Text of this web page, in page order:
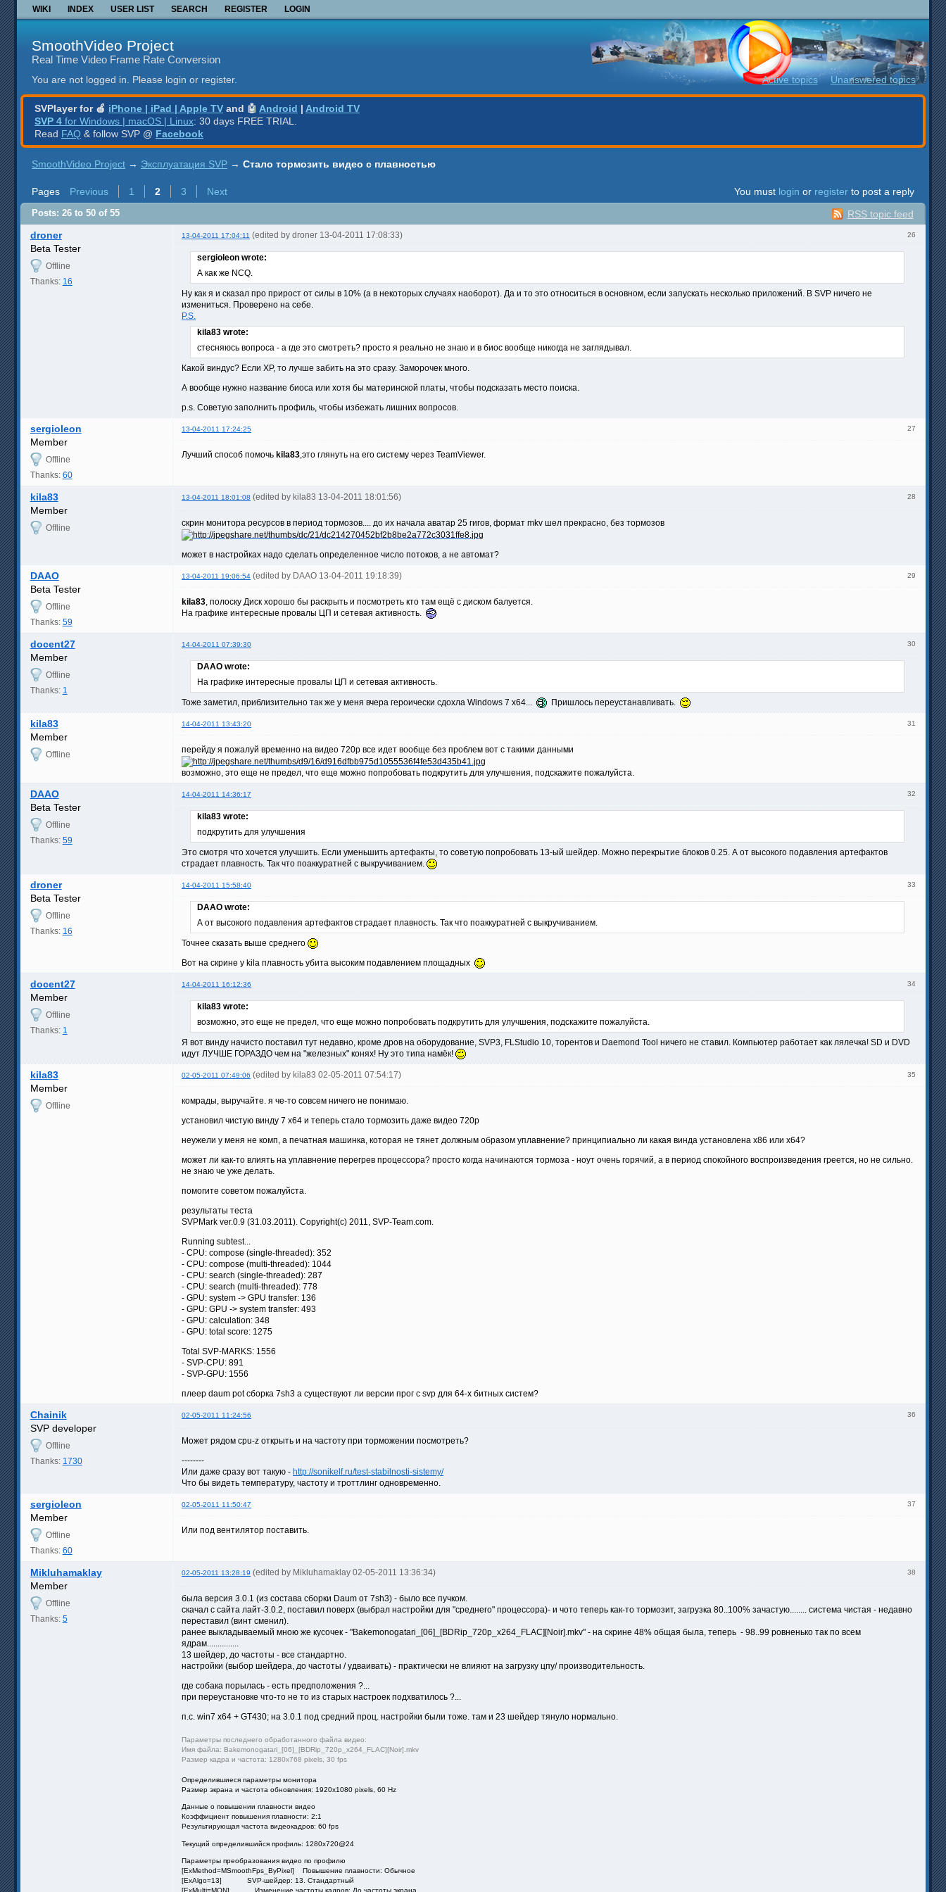
WIKI INDEX USER LIST SEARCH REGISTER LOGIN
SmoothVideo Project
Real Time Video Frame Rate Conversion
You are not logged in. Please login or register. Active topics Unanswered topics
SVPlayer for 🍎 iPhone | iPad | Apple TV and 🤖 Android | Android TV
SVP 4 for Windows | macOS | Linux: 30 days FREE TRIAL.
Read FAQ & follow SVP @ Facebook
SmoothVideo Project → Эксплуатация SVP → Стало тормозить видео с плавностью
Pages Previous 1 2 3 Next You must login or register to post a reply
RSS topic feed
Posts: 26 to 50 of 55
26
droner 13-04-2011 17:04:11 (edited by droner 13-04-2011 17:08:33)
Beta Tester
Offline
Thanks: 16
sergioleon wrote:
А как же NCQ.
Ну как я и сказал про прирост от силы в 10% (а в некоторых случаях наоборот). Да и то это относиться в основном, если запускать несколько приложений. В SVP ничего не
измениться. Проверено на себе.
P.S.
kila83 wrote:
стесняюсь вопроса - а где это смотреть? просто я реально не знаю и в биос вообще никогда не заглядывал.
Какой виндус? Если ХР, то лучше забить на это сразу. Заморочек много.
А вообще нужно название биоса или хотя бы материнской платы, чтобы подсказать место поиска.
p.s. Советую заполнить профиль, чтобы избежать лишних вопросов.
27
sergioleon 13-04-2011 17:24:25
Member
Offline
Thanks: 60
Лучший способ помочь kila83,это глянуть на его систему через TeamViewer.
28
kila83 13-04-2011 18:01:08 (edited by kila83 13-04-2011 18:01:56)
Member
Offline скрин монитора ресурсов в период тормозов.... до их начала аватар 25 гигов, формат mkv шел прекрасно, без тормозов
может в настройках надо сделать определенное число потоков, а не автомат?
29
DAAO 13-04-2011 19:06:54 (edited by DAAO 13-04-2011 19:18:39)
Beta Tester
Offline
Thanks: 59
kila83, полоску Диск хорошо бы раскрыть и посмотреть кто там ещё с диском балуется.
На графике интересные провалы ЦП и сетевая активность.
30
docent27 14-04-2011 07:39:30
Member
Offline
Thanks: 1
DAAO wrote:
На графике интересные провалы ЦП и сетевая активность.
Тоже заметил, приблизительно так же у меня вчера героически сдохла Windows 7 x64... Пришлось переустанавливать.
31
kila83 14-04-2011 13:43:20
Member
Offline перейду я пожалуй временно на видео 720р все идет вообще без проблем вот с такими данными
возможно, это еще не предел, что еще можно попробовать подкрутить для улучшения, подскажите пожалуйста.
32
DAAO 14-04-2011 14:36:17
Beta Tester
Offline
Thanks: 59
kila83 wrote:
подкрутить для улучшения
Это смотря что хочется улучшить. Если уменьшить артефакты, то советую попробовать 13-ый шейдер. Можно перекрытие блоков 0.25. А от высокого подавления артефактов
страдает плавность. Так что поаккуратней с выкручиванием.
33
droner 14-04-2011 15:58:40
Beta Tester
Offline
Thanks: 16
DAAO wrote:
А от высокого подавления артефактов страдает плавность. Так что поаккуратней с выкручиванием.
Точнее сказать выше среднего
Вот на скрине у kila плавность убита высоким подавлением площадных
34
docent27 14-04-2011 16:12:36
Member
Offline
Thanks: 1
kila83 wrote:
возможно, это еще не предел, что еще можно попробовать подкрутить для улучшения, подскажите пожалуйста.
Я вот винду начисто поставил тут недавно, кроме дров на оборудование, SVP3, FLStudio 10, торентов и Daemond Tool ничего не ставил. Компьютер работает как лялечка! SD и DVD
идут ЛУЧШЕ ГОРАЗДО чем на "железных" конях! Ну это типа намёк!
35
kila83 02-05-2011 07:49:06 (edited by kila83 02-05-2011 07:54:17)
Member
Offline
комрады, выручайте. я че-то совсем ничего не понимаю.
установил чистую винду 7 х64 и теперь стало тормозить даже видео 720р
неужели у меня не комп, а печатная машинка, которая не тянет должным образом уплавнение? принципиально ли какая винда установлена х86 или х64?
может ли как-то влиять на уплавнение перегрев процессора? просто когда начинаются тормоза - ноут очень горячий, а в период спокойного воспроизведения греется, но не сильно.
не знаю че уже делать.
помогите советом пожалуйста.
результаты теста
SVPMark ver.0.9 (31.03.2011). Copyright(c) 2011, SVP-Team.com.
Running subtest...
- CPU: compose (single-threaded): 352
- CPU: compose (multi-threaded): 1044
- CPU: search (single-threaded): 287
- CPU: search (multi-threaded): 778
- GPU: system -> GPU transfer: 136
- GPU: GPU -> system transfer: 493
- GPU: calculation: 348
- GPU: total score: 1275
Total SVP-MARKS: 1556
- SVP-CPU: 891
- SVP-GPU: 1556
плеер daum pot сборка 7sh3 а существуют ли версии прог с svp для 64-х битных систем?
36
Chainik 02-05-2011 11:24:56
SVP developer
Offline
Thanks: 1730
Может рядом cpu-z открыть и на частоту при торможении посмотреть?
--------
Или даже сразу вот такую - http://sonikelf.ru/test-stabilnosti-sistemy/
Что бы видеть температуру, частоту и троттлинг одновременно.
37
sergioleon 02-05-2011 11:50:47
Member
Offline
Thanks: 60
Или под вентилятор поставить.
38
Mikluhamaklay 02-05-2011 13:28:19 (edited by Mikluhamaklay 02-05-2011 13:36:34)
Member
Offline
Thanks: 5
была версия 3.0.1 (из состава сборки Daum от 7sh3) - было все пучком.
скачал с сайта лайт-3.0.2, поставил поверх (выбрал настройки для "среднего" процессора)- и чото теперь как-то тормозит, загрузка 80..100% зачастую........ система чистая - недавно
переставил (винт сменил).
ранее выкладываемый мною же кусочек - "Bakemonogatari_[06]_[BDRip_720p_x264_FLAC][Noir].mkv" - на скрине 48% общая была, теперь - 98..99 ровненько так по всем
ядрам...............
13 шейдер, до частоты - все стандартно.
настройки (выбор шейдера, до частоты / удваивать) - практически не влияют на загрузку цпу/ производительность.
где собака порылась - есть предположения ?...
при переустановке что-то не то из старых настроек подхватилось ?...
п.с. win7 x64 + GT430; на 3.0.1 под средний проц. настройки были тоже. там и 23 шейдер тянуло нормально.
Параметры последнего обработанного файла видео:
Имя файла: Bakemonogatari_[06]_[BDRip_720p_x264_FLAC][Noir].mkv
Размер кадра и частота: 1280x768 pixels, 30 fps
Определившиеся параметры монитора
Размер экрана и частота обновления: 1920x1080 pixels, 60 Hz
Данные о повышении плавности видео
Коэффициент повышения плавности: 2:1
Результирующая частота видеокадров: 60 fps
Текущий определившийся профиль: 1280x720@24
Параметры преобразования видео по профилю
[ExMethod=MSmoothFps_ByPixel] Повышение плавности: Обычное
[ExAlgo=13] SVP-шейдер: 13. Стандартный
[ExMulti=MON] Изменение частоты кадров: До частоты экрана